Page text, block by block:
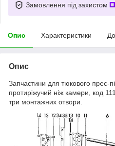
Замовлення під захистом
Опис Характеристики
Опис
Запчастини для тюкового прес-
протиріжучий ніж камери, код
три монтажних отвори.